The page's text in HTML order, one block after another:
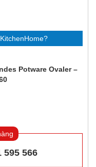
Potware Ovaler –
595 566